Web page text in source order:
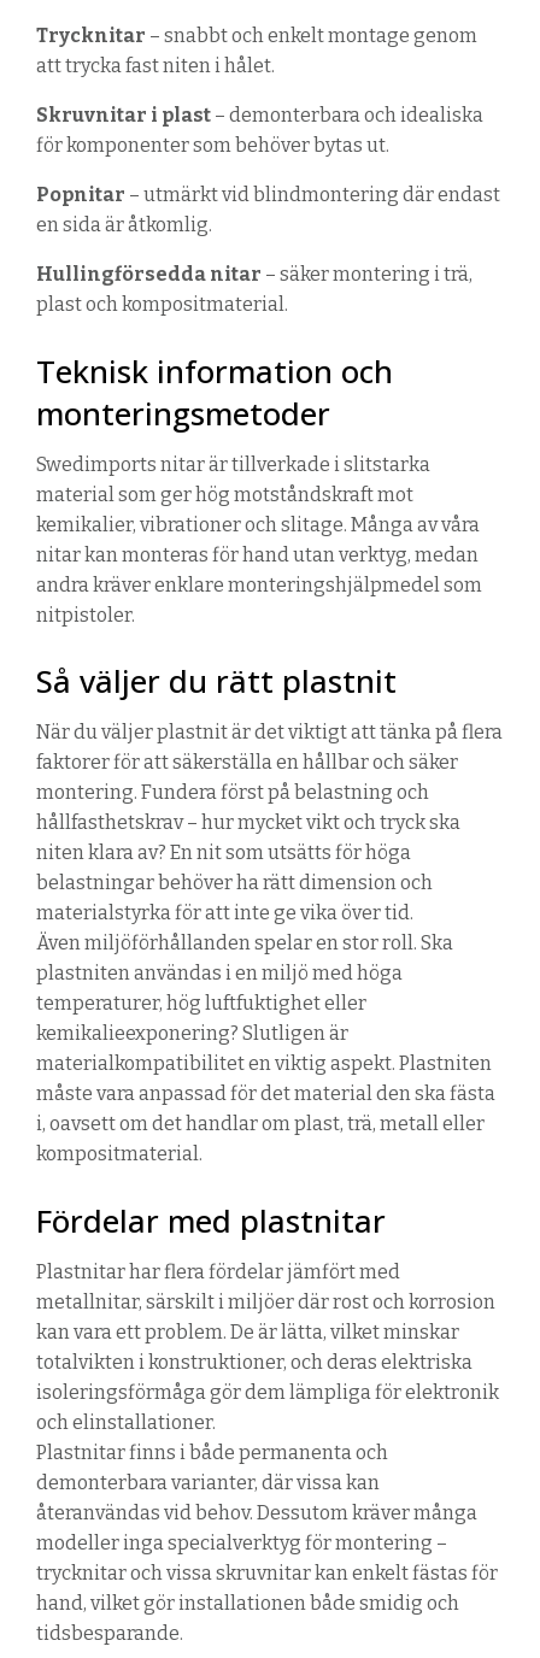
Trycknitar – snabbt och enkelt montage genom
att trycka fast niten i hålet.
Skruvnitar i plast – demonterbara och idealiska
för komponenter som behöver bytas ut.
Popnitar – utmärkt vid blindmontering där endast
en sida är åtkomlig.
Hullingförsedda nitar – säker montering i trä,
plast och kompositmaterial.
Teknisk information och
monteringsmetoder
Swedimports nitar är tillverkade i slitstarka
material som ger hög motståndskraft mot
kemikalier, vibrationer och slitage. Många av våra
nitarkan monteras för hand utan verktyg, medan
andra kräver enklare monteringshjälpmedel som
nitpistoler.
Så väljer du rätt plastnit
När du väljerplastnitär det viktigt att tänka på flera
faktorer för att säkerställa en hållbar och säker
montering. Fundera först på belastning och
hållfasthetskrav – hur mycket vikt och tryck ska
niten klara av? En nit som utsätts för höga
belastningar behöver ha rätt dimension och
materialstyrka för att inte ge vika över tid.
Även miljöförhållanden spelar en stor roll. Ska
plastnitenanvändas i en miljö med höga
temperaturer, hög luftfuktighet eller
kemikalieexponering? Slutligen är
materialkompatibilitet en viktig aspekt. Plastniten
måste vara anpassad för det material den ska fästa
i, oavsett om det handlar om plast, trä, metall eller
kompositmaterial.
Fördelar med plastnitar
Plastnitarhar flera fördelar jämfört med
metallnitar, särskilt i miljöer där rost och korrosion
kan vara ett problem. De är lätta, vilket minskar
totalvikten i konstruktioner, och deras elektriska
isoleringsförmåga gör dem lämpliga för elektronik
och elinstallationer.
Plastnitarfinns i både permanenta och
demonterbara varianter, där vissa kan
återanvändas vid behov. Dessutom kräver många
modeller inga specialverktyg för montering –
trycknitar och vissa skruvnitar kan enkelt fästas för
hand, vilket gör installationen både smidig och
tidsbesparande.